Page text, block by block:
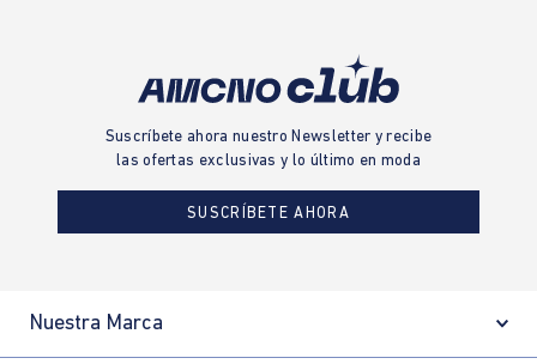
Suscríbete ahora nuestro Newsletter y recibe
las ofertas exclusivas y lo último en moda
SUSCRÍBETE AHORA
Nuestra Marca